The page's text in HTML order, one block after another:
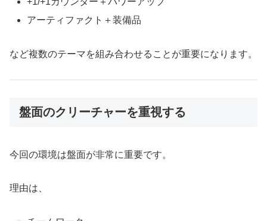
アーティファクト＋装備品
など複数のテーマを組み合わせることが重要になります。
盤面のクリーチャーを重視する
今回の環境は盤面が非常に重要です。
理由は、